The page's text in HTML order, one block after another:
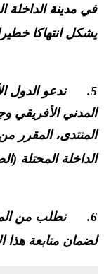
في مدينة الداخلة
يشكل انتهاكا
5. ندعو الدول
المدني الأفريقي
الداخلة المحتلة
6. نطلب من
لضمان متابعة هذا